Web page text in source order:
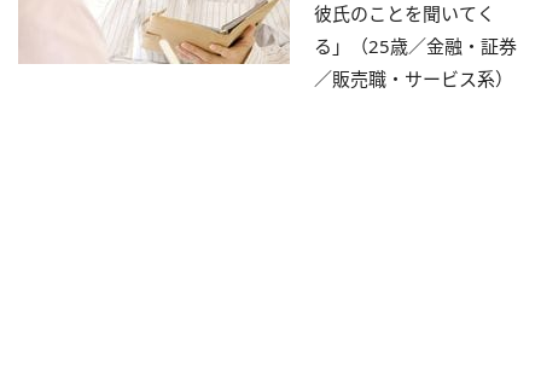
彼氏のことを聞いてく
る」（25歳／金融・証券
／販売職・サービス系）